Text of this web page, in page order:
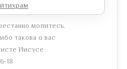
молитесь.
такова о вас
Иисусе
18